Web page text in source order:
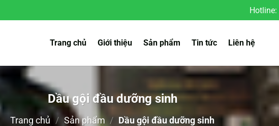
Hotline:
Trang chủ Giới thiệu Sản phẩm Tin tức Liên hệ
Dầu gội đầu dưỡng sinh
Trang chủ / Sản phẩm / Dầu gội đầu dưỡng sinh